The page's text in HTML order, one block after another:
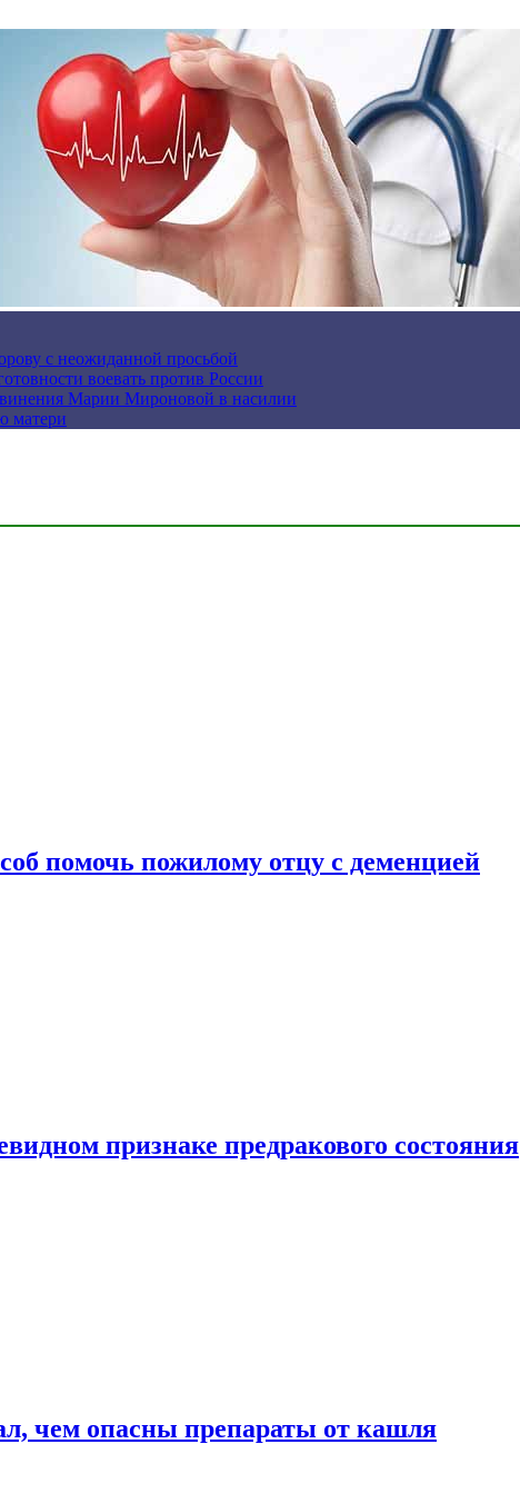
с неожиданной просьбой
воевать против России
Марии Мироновой в насилии
матери
помочь пожилому отцу с деменцией
признаке предракового состояния
чем опасны препараты от кашля